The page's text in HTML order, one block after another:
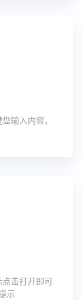
输入内容，
击打开即可
示